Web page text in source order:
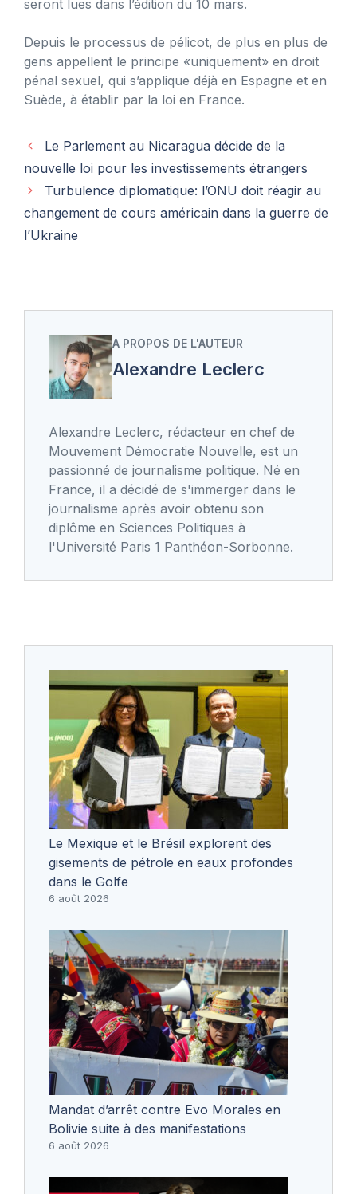
seront lues dans l’édition du 10 mars.
Depuis le processus de pélicot, de plus en plus de
gens appellent le principe «uniquement» en droit
pénal sexuel, qui s’applique déjà en Espagne et en
Suède, à établir par la loi en France.
Le Parlement au Nicaragua décide de la
nouvelle loi pour les investissements étrangers
Turbulence diplomatique: l’ONU doit réagir au
changement de cours américain dans la guerre de
l’Ukraine
A PROPOS DE L'AUTEUR
Alexandre Leclerc
Alexandre Leclerc, rédacteur en chef de
Mouvement Démocratie Nouvelle, est un
passionné de journalisme politique. Né en
France, il a décidé de s'immerger dans le
journalisme après avoir obtenu son
diplôme en Sciences Politiques à
l'Université Paris 1 Panthéon-Sorbonne.
Le Mexique et le Brésil explorent des
gisements de pétrole en eaux profondes
dans le Golfe
6 août 2026
Mandat d’arrêt contre Evo Morales en
Bolivie suite à des manifestations
6 août 2026